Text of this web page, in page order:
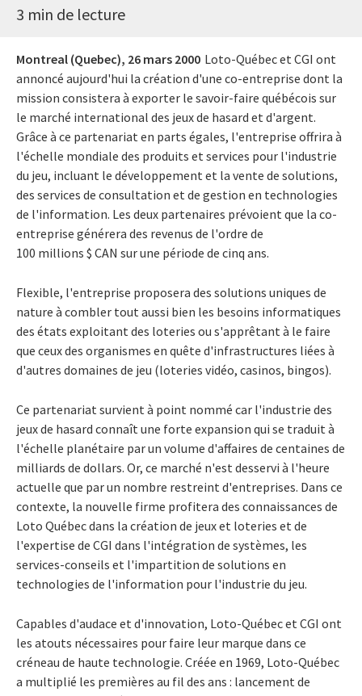
3 min de lecture
Montreal (Quebec), 26 mars 2000 Loto-Québec et CGI ont
annoncé aujourd'hui la création d'une co-entreprise dont la
mission consistera à exporter le savoir-faire québécois sur
le marché international des jeux de hasard et d'argent.
Grâce à ce partenariat en parts égales, l'entreprise offrira à
l'échelle mondiale des produits et services pour l'industrie
du jeu, incluant le développement et la vente de solutions,
des services de consultation et de gestion en technologies
de l'information. Les deux partenaires prévoient que la co-
entreprise générera des revenus de l'ordre de
100 millions $ CAN sur une période de cinq ans.
Flexible, l'entreprise proposera des solutions uniques de
nature à combler tout aussi bien les besoins informatiques
des états exploitant des loteries ou s'apprêtant à le faire
que ceux des organismes en quête d'infrastructures liées à
d'autres domaines de jeu (loteries vidéo, casinos, bingos).
Ce partenariat survient à point nommé car l'industrie des
jeux de hasard connaît une forte expansion qui se traduit à
l'échelle planétaire par un volume d'affaires de centaines de
milliards de dollars. Or, ce marché n'est desservi à l'heure
actuelle que par un nombre restreint d'entreprises. Dans ce
contexte, la nouvelle firme profitera des connaissances de
Loto Québec dans la création de jeux et loteries et de
l'expertise de CGI dans l'intégration de systèmes, les
services-conseils et l'impartition de solutions en
technologies de l'information pour l'industrie du jeu.
Capables d'audace et d'innovation, Loto-Québec et CGI ont
les atouts nécessaires pour faire leur marque dans ce
créneau de haute technologie. Créée en 1969, Loto-Québec
a multiplié les premières au fil des ans : lancement de